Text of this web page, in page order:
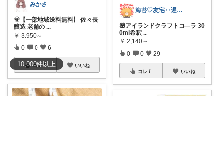
10,000件以上
みかさ
🌞【一部地域送料無料】 佐々長
醸造 老舗の ...
￥ 3,950～
0 0 6
コレ いいね
海苔♡友宅‥遅い〜待ってて◍′◡′◍ꕤ❤
💟アイランドクラフトコ―ラ 30
0ml希釈 ...
￥ 2,140～
0 0 29
コレ いいね